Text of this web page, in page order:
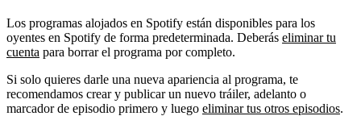
Los programas alojados en Spotify están disponibles para los
oyentes en Spotify de forma predeterminada. Deberás eliminar tu
cuenta para borrar el programa por completo.
Si solo quieres darle una nueva apariencia al programa, te
recomendamos crear y publicar un nuevo tráiler, adelanto o
marcador de episodio primero y luego eliminar tus otros episodios.